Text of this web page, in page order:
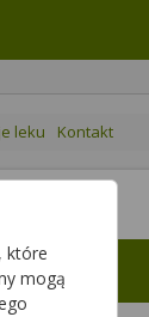
leku Kontakt
które
mogą